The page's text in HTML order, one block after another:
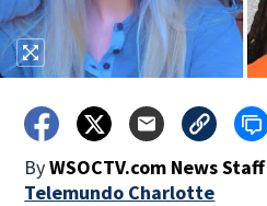
ByWSOCTV.com News Staff
Telemundo Charlotte